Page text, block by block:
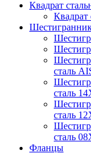
Квадрат
сталь
сталь
сталь
сталь
Фланцы